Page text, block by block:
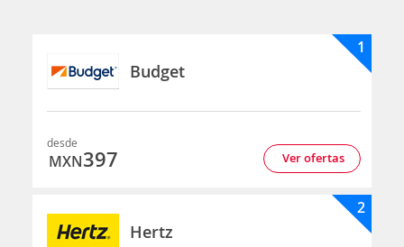
Budget
1
desde
MXN397 Ver ofertas
Hertz
2